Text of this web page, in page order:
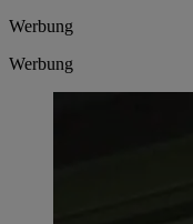
Werbung
Werbung